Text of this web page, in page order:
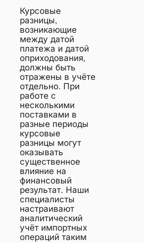
Курсовые
разницы,
возникающие
между датой
платежа и датой
оприходования,
должны быть
отражены в учёте
отдельно. При
работе с
несколькими
поставками в
разные периоды
курсовые
разницы могут
оказывать
существенное
влияние на
финансовый
результат. Наши
специалисты
настраивают
аналитический
учёт импортных
операций таким